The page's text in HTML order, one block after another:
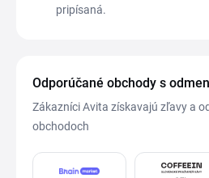
pripísaná.
Odporúčané obchody s
Zákazníci Avita získavajú zľavy a
obchodoch